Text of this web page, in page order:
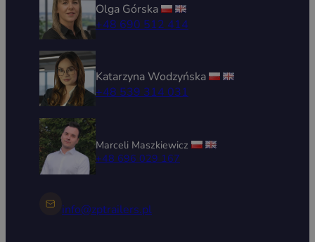
Olga Górska
+48 690 512 414
Katarzyna Wodzyńska
+48 539 314 031
Marceli Maszkiewicz
+48 696 029 167
info@zptrailers.pl